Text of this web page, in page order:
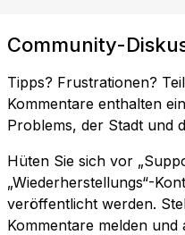
Community-
Tipps? Frustrationen?
Kommentare enthalten
Problems, der Stadt und
Hüten Sie sich vor
„Wiederherstellungs“-
veröffentlicht werden.
Kommentare melden und